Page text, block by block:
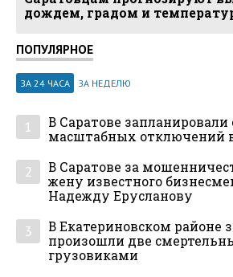
дождем, градом и
ПОПУЛЯРНОЕ
ЗА 24 ЧАСА ЗА НЕДЕЛЮ
1
В Саратове запланировали
масштабных отключений
2
В Саратове за
жену известного
Надежду Ерусланову
3
В Екатериновском районе
произошли две
грузовиками